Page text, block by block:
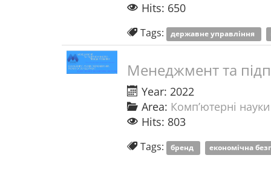
Hits: 650
Tags: державне управління
Менеджмент та
Year: 2022
Area: Комп’ютерні
Hits: 803
Tags: бренд економічна